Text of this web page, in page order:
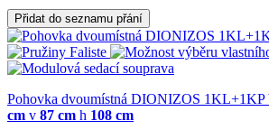
Přidat do seznamu přání
Pohovka dvoumístná DIONIZOS 1KL+1KP
cm v 87 cm h 108 cm